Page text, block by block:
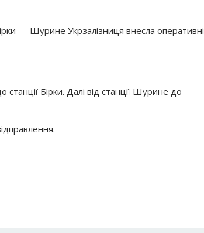
— Шурине Укрзалізниця внесла оперативні
Бірки. Далі від станції Шурине до